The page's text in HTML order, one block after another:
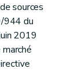
sources
944 du
2019